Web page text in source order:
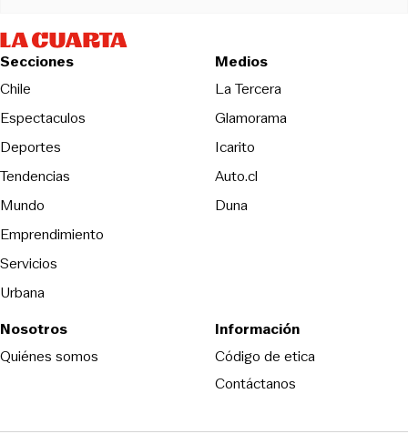
Secciones
Chile
Espectaculos
Deportes
Tendencias
Mundo
Emprendimiento
Servicios
Urbana
Medios
La TerceraOpens in new
Glamorama
Icarito
Auto.cl
DunaOpens in new window
Nosotros
Quiénes somos
Información
Código de eticaOpens in new
Contáctanos